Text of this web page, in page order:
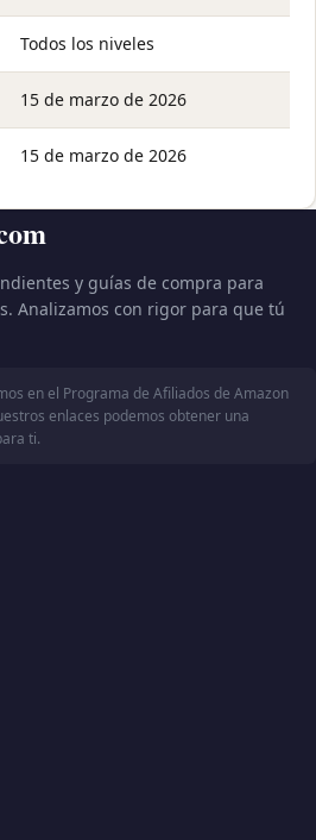
Todos los niveles
15 de marzo de 2026
15 de marzo de 2026
y guías de compra para
Analizamos con rigor para que tú
en el Programa de Afiliados de Amazon
enlaces podemos obtener una
ti.